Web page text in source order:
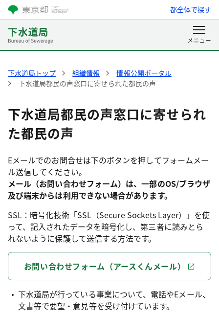
都全体で探す
下水道局トップ 組織情報
情報公開ポータル
下水道局都民の声窓口に寄せられた都民の声
下水道局都民の声窓口に寄せられ
た都民の声
Eメールでのお問合せは下のボタンを押してフォームメー
ル送信してください。
メール（お問い合わせフォーム）は、一部のOS/ブラウザ
及び端末からは利用できない場合があります。
SSL：暗号化技術「SSL（Secure Sockets Layer）」を使
って、記入されたデータを暗号化し、第三者に読みとら
れないように保護して送信する方法です。
お問い合わせフォーム（アースくんメール）
下水道局が行っている事業について、電話やEメール、
文書等で要望・意見等を受け付けています。